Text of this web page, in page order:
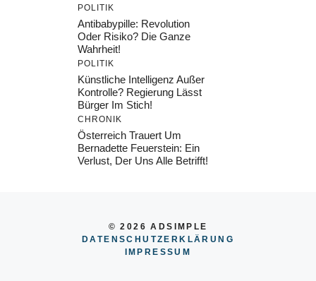
POLITIK
Antibabypille: Revolution
Oder Risiko? Die Ganze
Wahrheit!
POLITIK
Künstliche Intelligenz Außer
Kontrolle? Regierung Lässt
Bürger Im Stich!
CHRONIK
Österreich Trauert Um
Bernadette Feuerstein: Ein
Verlust, Der Uns Alle Betrifft!
© 2026 ADSIMPLE
DATENSCHUTZERKLÄRUNG
IMPRESSU M